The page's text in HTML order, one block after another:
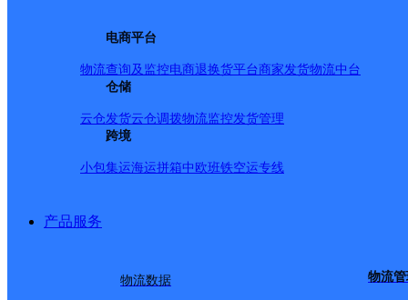
电商平台
物流查询及监控电商退换货平台商家发货物流中台
仓储
云仓发货云仓调拨物流监控发货管理
跨境
小包集运海运拼箱中欧班铁空运专线
产品服务
物流数据 物流
网点地址：山东省临沂市经济开发区临沂北方国际家居建
网点负责人：